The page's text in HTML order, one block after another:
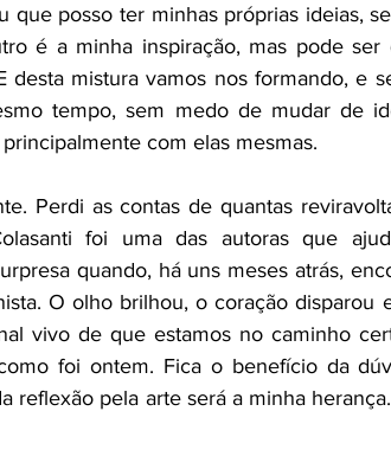
que posso ter minhas próprias ideias,
é a minha inspiração, mas pode
desta mistura vamos nos formando, e
tempo, sem medo de mudar de
com elas mesmas.
Perdi as contas de quantas
foi uma das autoras que
quando, há uns meses atrás,
O olho brilhou, o coração disparou
vivo de que estamos no caminho
foi ontem. Fica o benefício da
reflexão pela arte será a minha